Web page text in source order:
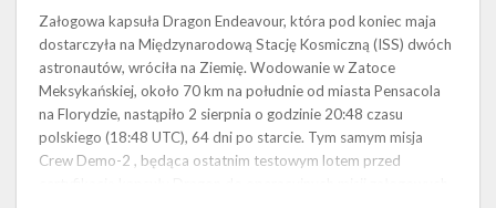
Załogowa kapsuła Dragon Endeavour, która pod koniec maja
dostarczyła na Międzynarodową Stację Kosmiczną (ISS) dwóch
astronautów, wróciła na Ziemię. Wodowanie w Zatoce
Meksykańskiej, około 70 km na południe od miasta Pensacola
na Florydzie, nastąpiło 2 sierpnia o godzinie 20:48 czasu
polskiego (18:48 UTC), 64 dni po starcie. Tym samym misja
Crew Demo-2 , będąca ostatnim testowym lotem przed